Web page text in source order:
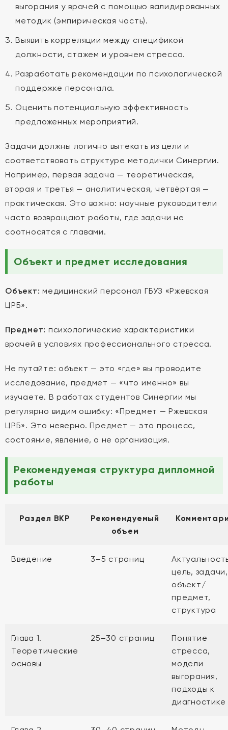
выгорания у врачей с помощью валидированных
методик (эмпирическая часть).
Выявить корреляции между спецификой
должности, стажем и уровнем стресса.
Разработать рекомендации по психологической
поддержке персонала.
Оценить потенциальную эффективность
предложенных мероприятий.
Задачи должны логично вытекать из цели и
соответствовать структуре методички Синергии.
Например, первая задача — теоретическая,
вторая и третья — аналитическая, четвёртая —
практическая. Это важно: научные руководители
часто возвращают работы, где задачи не
соотносятся с главами.
Объект и предмет исследования
Объект: медицинский персонал ГБУЗ «Ржевская
ЦРБ».
Предмет: психологические характеристики
врачей в условиях профессионального стресса.
Не путайте: объект — это «где» вы проводите
исследование, предмет — «что именно» вы
изучаете. В работах студентов Синергии мы
регулярно видим ошибку: «Предмет — Ржевская
ЦРБ». Это неверно. Предмет — это процесс,
состояние, явление, а не организация.
Рекомендуемая структура дипломной
работы
Раздел ВКР
Рекомендуемый
объем
Введение 3–5 страниц
цель, задачи,
объект/
предмет,
структура
Глава 1.
Теоретические
основы
25–30 страниц
Понятие
стресса,
модели
выгорания,
подходы к
диагностике